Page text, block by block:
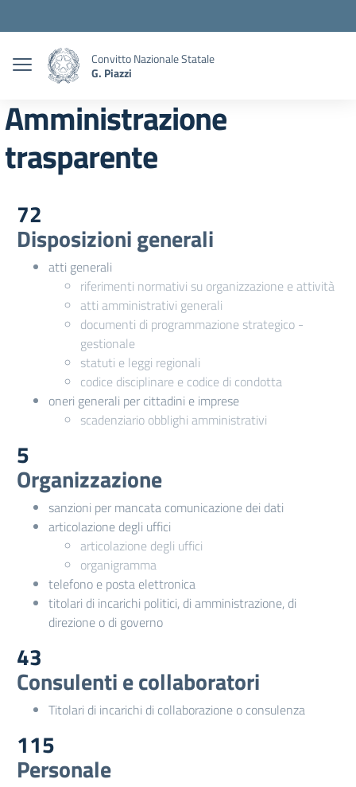
Convitto Nazionale Statale
G. Piazzi
Amministrazione
trasparente
72
Disposizioni generali
atti generali
riferimenti normativi su organizzazione e attività
atti amministrativi generali
documenti di programmazione strategico -
gestionale
statuti e leggi regionali
codice disciplinare e codice di condotta
oneri generali per cittadini e imprese
scadenziario obblighi amministrativi
5
Organizzazione
sanzioni per mancata comunicazione dei dati
articolazione degli uffici
articolazione degli uffici
organigramma
telefono e posta elettronica
titolari di incarichi politici, di amministrazione, di
direzione o di governo
43
Consulenti e collaboratori
Titolari di incarichi di collaborazione o consulenza
115
Personale